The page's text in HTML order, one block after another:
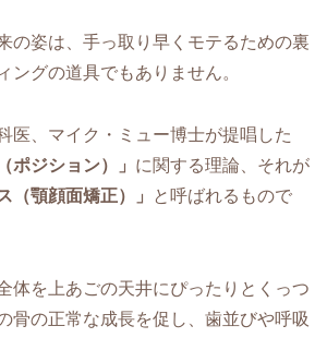
の姿は、手っ取り早くモテるための裏
ングの道具でもありません。
医、マイク・ミュー博士が提唱した
ポジション）」 に関する理論、それが
（顎顔面矯正）」
と呼ばれるもので
体を上あごの天井にぴったりとくっつ
骨の正常な成長を促し、歯並びや呼吸